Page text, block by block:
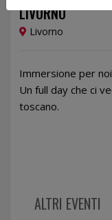
LIVORNO
Livorno
Immersione per
Un full day che ci
toscano.
ALTRI EVENTI